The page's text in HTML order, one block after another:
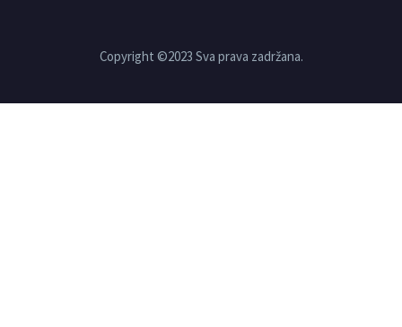
Copyright ©2023 Sva prava zadržana.